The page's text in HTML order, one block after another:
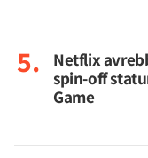
Netflix
spin-off
Game